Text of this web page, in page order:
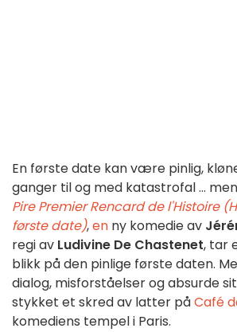
En første date kan være pinlig,
ganger til og med katastrofal ...
Pire Premier Rencard de l'Histoire
første date),en ny komedie av
regi av Ludivine De Chastenet, tar
blikk på den pinlige første daten.
dialog, misforståelser og absurde
stykket et skred av latter påCafé
komediens tempel i Paris.